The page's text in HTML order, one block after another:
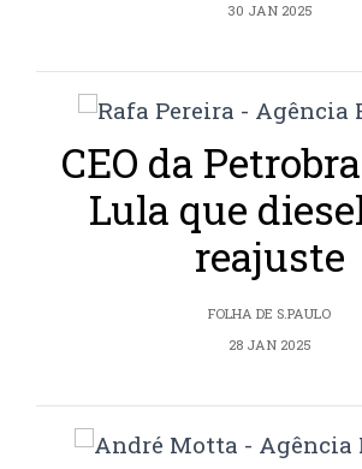
30 JAN 2025
CEO da
Lula que
reajuste
FOLHA DE S.PAULO
28 JAN 2025